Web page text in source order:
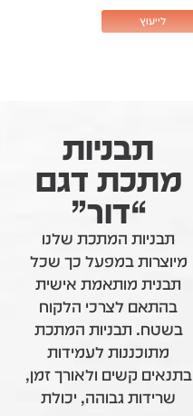
לייעוץ
תבניות
מתכת דגם
“דור”
תבניות המתכת שלנו
מיוצרות במפעל כך שכל
תבנית מותאמת אישית
בהתאם לצרכי הלקוח
בשטח. תבניות המתכת
מתוכננות לעמידות
בתנאים קשים ולאורך זמן,
שרידות גבוהה, יכולת